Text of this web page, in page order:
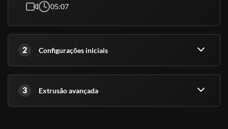
05:07
2 Configurações iniciais
3 Extrusão avançada